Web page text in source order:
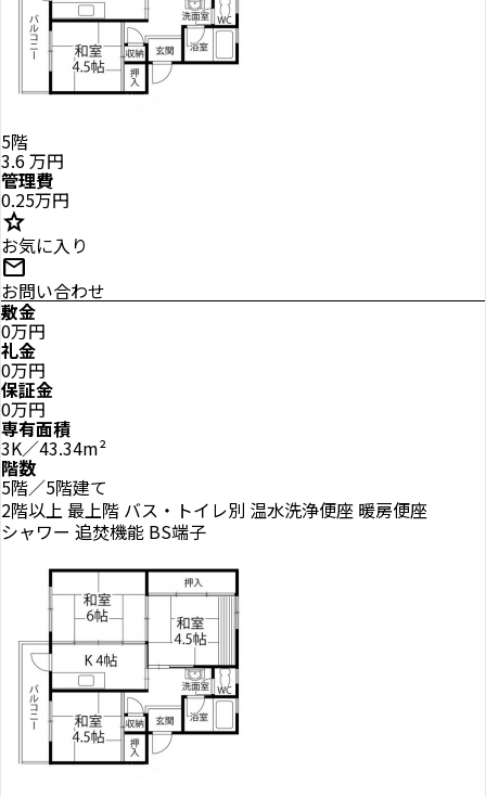
5階
3.6万円
管理費
0.25万円
star
お気に入り
mail
お問い合わせ
敷金
0万円
礼金
0万円
保証金
0万円
専有面積
3K／43.34m²
階数
5階／5階建て
2階以上 最上階 バス・トイレ別 温水洗浄便座 暖房便座
シャワー 追焚機能 BS端子